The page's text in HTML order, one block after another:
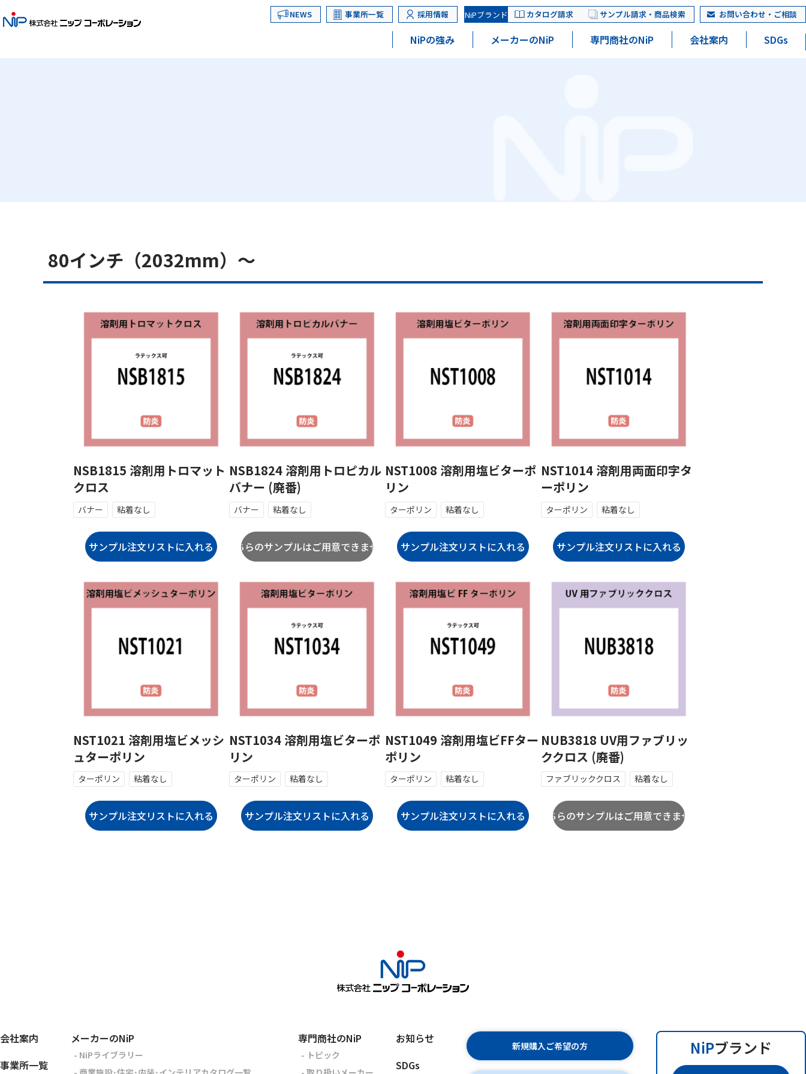
NEWS 事業所一覧 採用情報 NiPブランド カタログ請求 サンプル請求・商品検索 お問い合わせ・ご相談
NiPの強み メーカーのNiP 専門商社のNiP 会社案内 SDGs
80インチ（2032mm）～
NSB1815 溶剤用トロマット
クロス
バナー 粘着なし
NSB1824 溶剤用トロピカル
バナー (廃番)
バナー 粘着なし
NST1008 溶剤用塩ビターポ
リン
ターポリン 粘着なし
NST1014 溶剤用両面印字タ
ーポリン
ターポリン 粘着なし
NST1021 溶剤用塩ビメッシ
ュターポリン
ターポリン 粘着なし
NST1034 溶剤用塩ビターポ
リン
ターポリン 粘着なし
NST1049 溶剤用塩ビFFター
ポリン
ターポリン 粘着なし
NUB3818 UV用ファブリッ
ククロス (廃番)
ファブリッククロス 粘着なし
会社案内
事業所一覧
メーカーのNiP
- NiPライブラリー
専門商社のNiP
- トピック
お知らせ
SDGs
新規購入ご希望の方 NiPブランド